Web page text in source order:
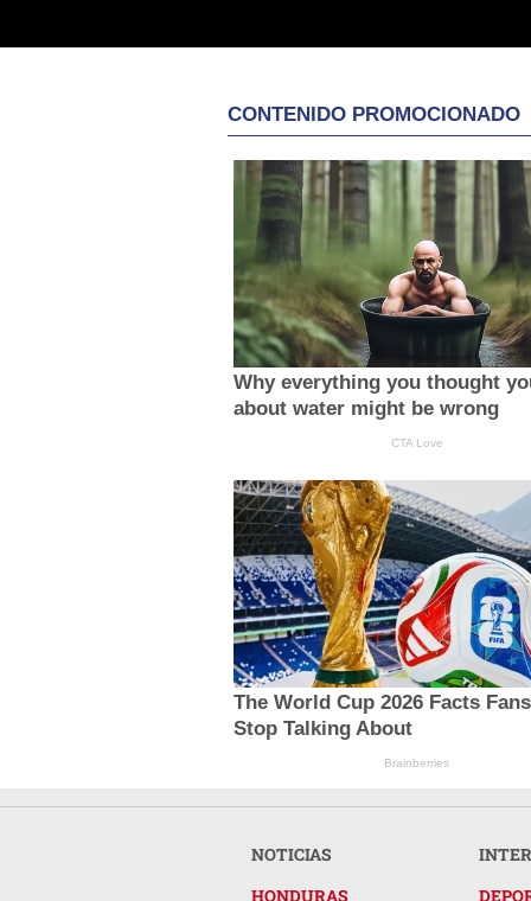
CONTENIDO PROMOCIONADO
Why everything you thought
about water might be wrong
CTA Love
The World Cup 2026 Facts
Stop Talking About
Brainberries
NOTICIAS
HONDURAS